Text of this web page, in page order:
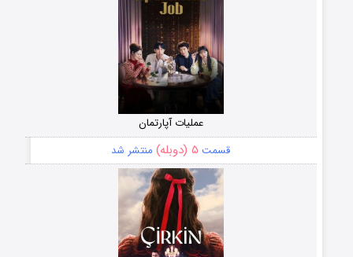
عملیات آپارتمان
قسمت ۵ (دوبله) منتشر شد